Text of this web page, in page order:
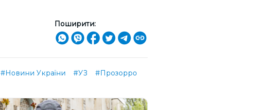
Поширити:
#Новини України #УЗ #Прозорро